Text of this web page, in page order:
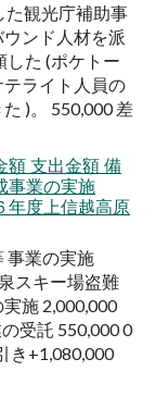
た観光庁補助事
ンド人材を派
した (ポケトー
ライト人員の
)。 550,000 差
額 支出金額 備
事業の実施
度上信越高原
事業の実施
スキー場盗難
施 2,000,000
受託 550,000 0
き+1,080,000